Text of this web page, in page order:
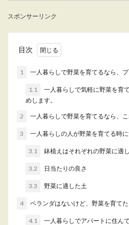
金額と理想と
一人暮らしでつ
一人暮らしの
一人暮らしの部
スポンサーリンク
目次
1 一人暮らしで野菜を育てるなら、
1.1
一人暮らしで気軽に野菜を育
めします。
2 一人暮らしで野菜を育てるなら、
3 一人暮らしの人が野菜を育てる時
3.1 鉢植えはそれぞれの野菜に適
3.2 日当たりの良さ
3.3 野菜に適した土
4 ベランダはないけど、野菜を育て
4.1
一人暮らしでアパートに住ん